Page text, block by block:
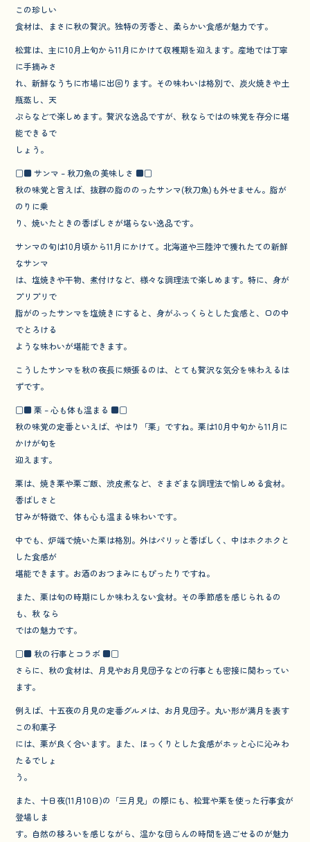
この珍しい
食材は、まさに秋の贅沢。独特の芳香と、柔らかい食感が魅力です。
松茸は、主に10月上旬から11月にかけて収穫期を迎えます。産地では丁寧
に手摘みさ
れ、新鮮なうちに市場に出回ります。その味わいは格別で、炭火焼きや土
瓶蒸し、天
ぷらなどで楽しめます。贅沢な逸品ですが、秋ならではの味覚を存分に堪
能できるで
しょう。
□■ サンマ – 秋刀魚の美味しさ ■□
秋の味覚と言えば、抜群の脂ののったサンマ(秋刀魚)も外せません。脂が
のりに乗
り、焼いたときの香ばしさが堪らない逸品です。
サンマの旬は10月頃から11月にかけて。北海道や三陸沖で獲れたての新鮮
なサンマ
は、塩焼きや干物、煮付けなど、様々な調理法で楽しめます。特に、身が
プリプリで
脂がのったサンマを塩焼きにすると、身がふっくらとした食感と、口の中
でとろける
ような味わいが堪能できます。
こうしたサンマを秋の夜長に頬張るのは、とても贅沢な気分を味わえるは
ずです。
□■ 栗 – 心も体も温まる ■□
秋の味覚の定番といえば、やはり「栗」ですね。栗は10月中旬から11月に
かけが旬を
迎えます。
栗は、焼き栗や栗ご飯、渋皮煮など、さまざまな調理法で愉しめる食材。
香ばしさと
甘みが特徴で、体も心も温まる味わいです。
中でも、炉端で焼いた栗は格別。外はパリッと香ばしく、中はホクホクと
した食感が
堪能できます。お酒のおつまみにもぴったりですね。
また、栗は旬の時期にしか味わえない食材。その季節感を感じられるの
も、秋 なら
ではの魅力です。
□■ 秋の行事とコラボ ■□
さらに、秋の食材は、月見やお月見団子などの行事とも密接に関わってい
ます。
例えば、十五夜の月見の定番グルメは、お月見団子。丸い形が満月を表す
この和菓子
には、栗が良く合います。また、ほっくりとした食感がホッと心に沁みわ
たるでしょ
う。
また、十日夜(11月10日)の「三月見」の際にも、松茸や栗を使った行事食が
登場しま
す。自然の移ろいを感じながら、温かな団らんの時間を過ごせるのが魅力